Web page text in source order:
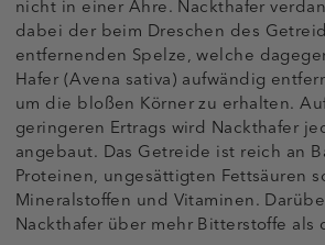
nicht in einer Ähre. Nackthafer
dabei der beim Dreschen des
entfernenden Spelze, welche
Hafer (Avena sativa) aufwändig
um die bloßen Körner zu erhalten.
geringeren Ertrags wird Nackthafer
angebaut. Das Getreide ist reich an
Proteinen, ungesättigten Fettsäuren
Mineralstoffen und Vitaminen.
Nackthafer über mehr Bitterstoffe als